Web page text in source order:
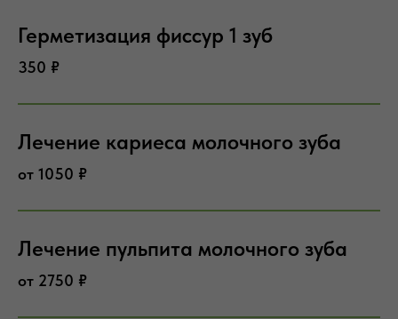
Герметизация фиссур 1 зуб
350 ₽
Лечение кариеса молочного зуба
от 1050 ₽
Лечение пульпита молочного зуба
от 2750 ₽